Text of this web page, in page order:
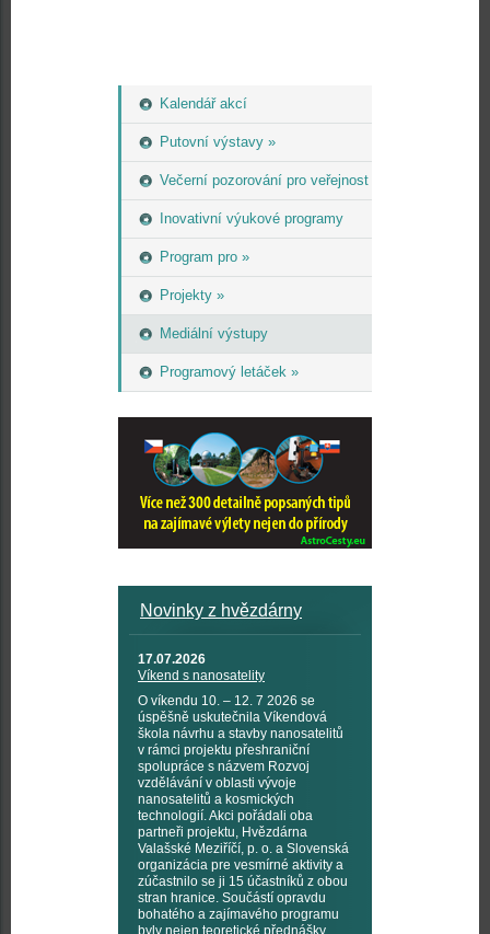
Kalendář akcí
Putovní výstavy »
Večerní pozorování pro veřejnost
Inovativní výukové programy
Program pro »
Projekty »
Mediální výstupy
Programový letáček »
Novinky z hvězdárny
17.07.2026
Víkend s nanosatelity
O víkendu 10. – 12. 7 2026 se
úspěšně uskutečnila Víkendová
škola návrhu a stavby nanosatelitů
v rámci projektu přeshraniční
spolupráce s názvem Rozvoj
vzdělávání v oblasti vývoje
nanosatelitů a kosmických
technologií. Akci pořádali oba
partneři projektu, Hvězdárna
Valašské Meziříčí, p. o. a Slovenská
organizácia pre vesmírné aktivity a
zúčastnilo se ji 15 účastníků z obou
stran hranice. Součástí opravdu
bohatého a zajímavého programu
byly nejen teoretické přednášky,